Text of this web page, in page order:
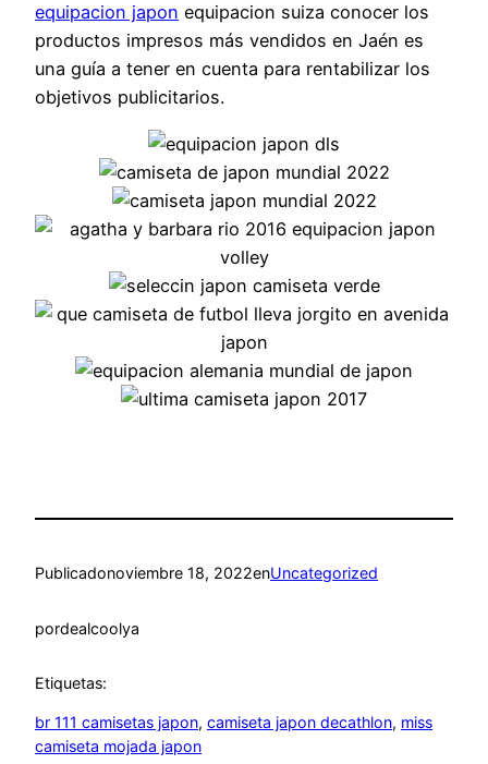
equipacion japon equipacion suiza conocer los
productos impresos más vendidos en Jaén es
una guía a tener en cuenta para rentabilizar los
objetivos publicitarios.
Publicadonoviembre 18, 2022enUncategorized
pordealcoolya
Etiquetas:
br 111 camisetas japon, camiseta japon decathlon, miss
camiseta mojada japon